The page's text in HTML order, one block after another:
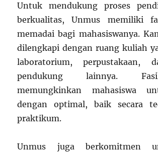
Untuk mendukung proses
berkualitas, Unmus memiliki
memadai bagi mahasiswanya.
dilengkapi dengan ruang kuliah
laboratorium, perpustakaan,
pendukung lainnya.
memungkinkan mahasiswa
dengan optimal, baik secara
praktikum.
Unmus juga berkomitmen